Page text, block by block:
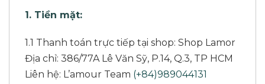
1. Tiền mặt:
1.1 Thanh toán trực tiếp tại shop: Shop Lamor
Địa chỉ: 386/77A Lê Văn Sỹ, P.14, Q.3, TP HCM
Liên hệ: L’amour Team (+84)989044131